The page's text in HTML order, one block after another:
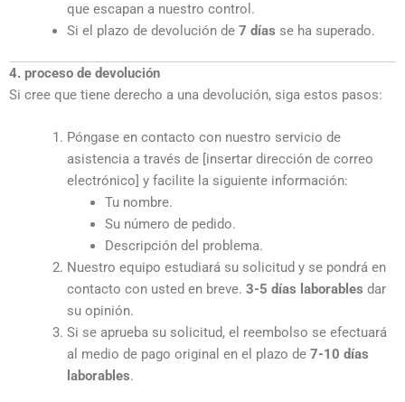
que escapan a nuestro control.
Si el plazo de devolución de 7 días se ha superado.
4. proceso de devolución
Si cree que tiene derecho a una devolución, siga estos pasos:
Póngase en contacto con nuestro servicio de
asistencia a través de [insertar dirección de correo
electrónico] y facilite la siguiente información:
Tu nombre.
Su número de pedido.
Descripción del problema.
Nuestro equipo estudiará su solicitud y se pondrá en
contacto con usted en breve. 3-5 días laborables dar
su opinión.
Si se aprueba su solicitud, el reembolso se efectuará
al medio de pago original en el plazo de 7-10 días
laborables.